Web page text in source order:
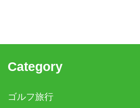
Category
ゴルフ旅行